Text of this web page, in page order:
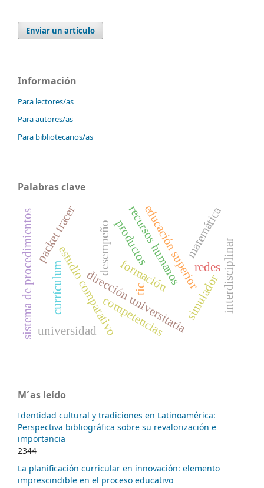
Enviar un artículo
Información
Para lectores/as
Para autores/as
Para bibliotecarios/as
Palabras clave
desempeño educación superior
formación
dirección universitaria
estudio comparativorecursos humanos
simulador
packet tracer
redes
tic
sistema de procedimientos matemática
universidad
interdisciplinar
productos
currículum
competencias
M´as leído
Identidad cultural y tradiciones en Latinoamérica:
Perspectiva bibliográfica sobre su revalorización e
importancia
2344
La planificación curricular en innovación: elemento
imprescindible en el proceso educativo